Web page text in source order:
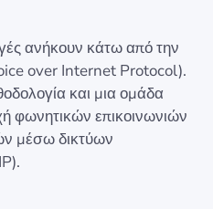
ανήκουν κάτω από την
over Internet Protocol).
και μια ομάδα
φωνητικών επικοινωνιών
μέσω δικτύων